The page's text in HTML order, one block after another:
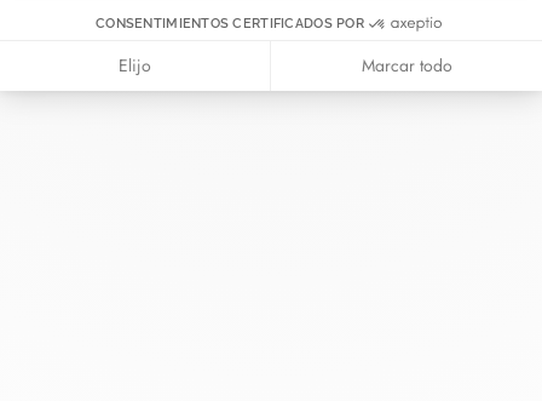
En dinh van llevamos desde 1965
esculpiendo joyas iconoclastas para
que todo el mundo las lleve a
CONSENTIMIENTOS CERTIFICADOS POR
Elijo Marcar todo